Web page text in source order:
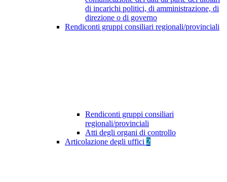
di incarichi politici, di amministrazione, di
direzione o di governo
Rendiconti gruppi consiliari regionali/provinciali
Rendiconti gruppi consiliari
regionali/provinciali
Atti degli organi di controllo
Articolazione degli uffici 2